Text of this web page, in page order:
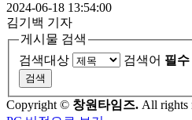
2024-06-18 13:54:00
김기백 기자
게시물 검색
검색대상
검색어 필수
Copyright © 창원타임즈. All rights